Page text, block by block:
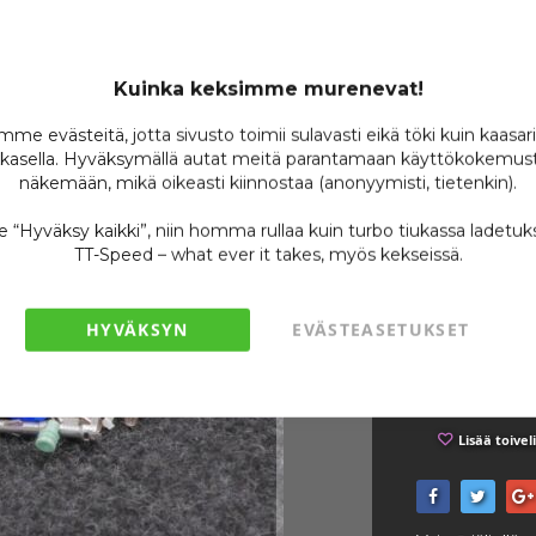
Kuinka keksimme murenevat!
evästeitä, jotta sivusto toimii sulavasti eikä töki kuin
Hyväksymällä autat meitä parantamaan
näkemään, mikä oikeasti kiinnostaa (anonyymisti, tietenkin).
“Hyväksy kaikki”, niin homma rullaa kuin turbo tiukassa
TT-Speed – what ever it takes, myös kekseissä.
HYVÄKSYN EVÄSTEASETUKSET
Varastossa
Ole
Lisää